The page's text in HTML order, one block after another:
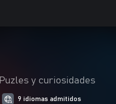
Puzles y curiosidades
9 idiomas admitidos